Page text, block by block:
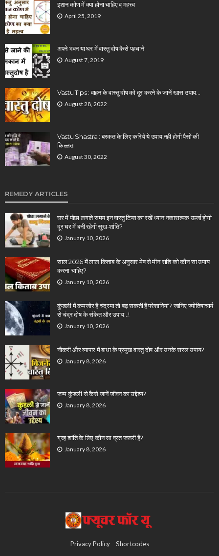
इशान कोण में क्या होना चाहिए व् महत्त्व
April 25, 2019
अपने भवन या घर में वास्तु दोष कैसे पहचाने
August 7, 2019
Vastu Tips : वाहन के वास्तु दोष को दूर करने के जानें खास उपाय…
August 28, 2022
Vastu Shastra : बरकत के लिए करिये ये उपाय,नही होगी पैसों की
क़िल्लत
August 30, 2022
REMEDY ARTICLES
घर में पोछा लगाते समय इन वास्तु टिप्स का रखें ध्यान नकारात्मक ऊर्जा होगी
दूर घर में बनी रहेगी सुख-शांति?
January 10, 2026
साल 2026 में लाल किताब के अनुसार मेष से मीन राशि को कौन सा उपाय
करना चाहिए?
January 10, 2026
कुंडली में कमजोर है चंद्रमा तो बढ़ सकती हैं परेशानियां? जानिए ज्योतिषाचार्य
से चंद्र दोष के संकेत और उपाय…!
January 10, 2026
नौकरी और व्यापार में बाधा के प्रमुख वास्तु दोष और उनके सरल उपाय?
January 8, 2026
जन्म कुंडली से कैसे जानें जीवन का उद्देश्य?
January 8, 2026
ग्रह शांति के लिए कौन सा व्रत जरूरी है?
January 8, 2026
Privacy Policy Shortcodes